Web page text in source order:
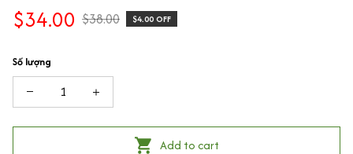
$34.00 $38.00 $4.00 OFF
Số lượng
Add to cart